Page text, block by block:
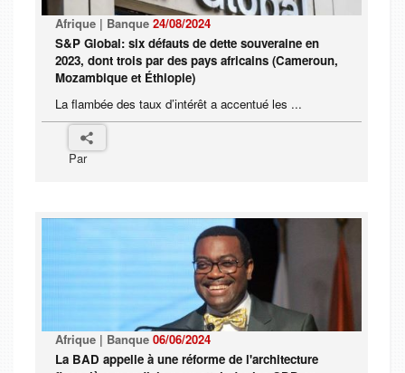
Afrique | Banque 24/08/2024
S&P Global: six défauts de dette souveraine en
2023, dont trois par des pays africains (Cameroun,
Mozambique et Éthiopie)
La flambée des taux d’intérêt a accentué les ...
Par
Afrique | Banque 06/06/2024
La BAD appelle à une réforme de l'architecture